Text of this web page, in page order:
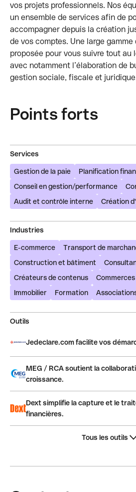
vos projets professionnels. Nos
un ensemble de services afin de
accompagner depuis la création
de vos comptes. Une large gamme
proposée pour vous suivre tout au
avec notamment l’élaboration de
gestion sociale, fiscale et
Points forts
Services
Gestion de la paie
Planification
Conseil en gestion/performance
Audit et contrôle interne
Création
Industries
E-commerce
Transport de
Construction et bâtiment
Créateurs de contenus
Commerces
Immobilier
Formation
Outils
Jedeclare.com facilite vos
MEG / RCA soutient la
croissance.
Dext simplifie la capture et le
financières.
Tous les outils